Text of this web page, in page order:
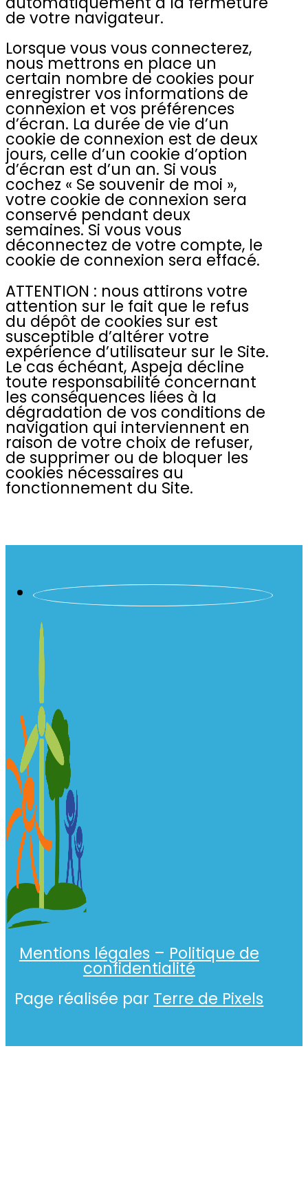
de votre navigateur.
Lorsque vous vous connecterez,
nous mettrons en place un
certain nombre de cookies pour
enregistrer vos informations de
connexion et vos préférences
d’écran. La durée de vie d’un
cookie de connexion est de deux
jours, celle d’un cookie d’option
d’écran est d’un an. Si vous
cochez « Se souvenir de moi »,
votre cookie de connexion sera
conservé pendant deux
semaines. Si vous vous
déconnectez de votre compte, le
cookie de connexion sera effacé.
ATTENTION : nous attirons votre
attention sur le fait que le refus
du dépôt de cookies sur est
susceptible d’altérer votre
expérience d’utilisateur sur le Site.
Le cas échéant, Aspeja décline
toute responsabilité concernant
les conséquences liées à la
dégradation de vos conditions de
navigation qui interviennent en
raison de votre choix de refuser,
de supprimer ou de bloquer les
cookies nécessaires au
fonctionnement du Site.
Mentions légales – Politique de
confidentialité
Page réalisée par Terre de Pixels